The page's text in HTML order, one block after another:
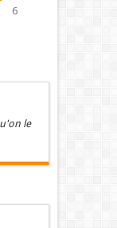
6
le